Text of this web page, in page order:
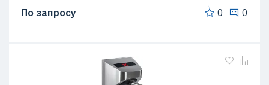
По запросу 0 0